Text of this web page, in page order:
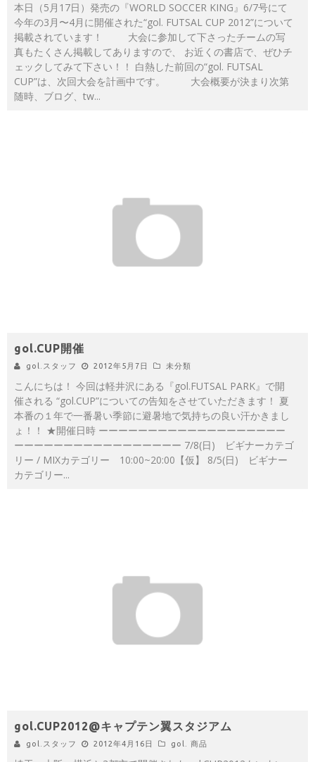
本日（5月17日）発売の『WORLD SOCCER KING』6/7号にて
今年の3月〜4月に開催された“gol. FUTSAL CUP 2012”について
掲載されています！ 大会に参加して下さったチームの写
真もたくさん掲載してありますので、 お近くの書店で、ぜひチ
ェックしてみて下さい！！ 白熱した前回の“gol. FUTSAL
CUP”は、次回大会を計画中です。 大会概要が決まり次第
随時、ブログ、tw...
gol.CUP開催
gol.スタッフ 2012年5月7日 未分類
こんにちは！ 今回は軽井沢にある『gol.FUTSAL PARK』で開
催される “gol.CUP”についての告知をさせていただきます！ 夏
本番の１年で一番暑い季節に避暑地で気持ちの良い汗かきまし
ょ！！ ★開催日時 ーーーーーーーーーーーーーーーーーーー
ーーーーーーーーーーーーーーーーー 7/8(日) ビギナーカテゴ
リー / MIXカテゴリー 10:00~20:00【仮】 8/5(日) ビギナー
カテゴリー...
gol.CUP2012@キャプテン翼スタジアム
gol.スタッフ 2012年4月16日 gol. 商品